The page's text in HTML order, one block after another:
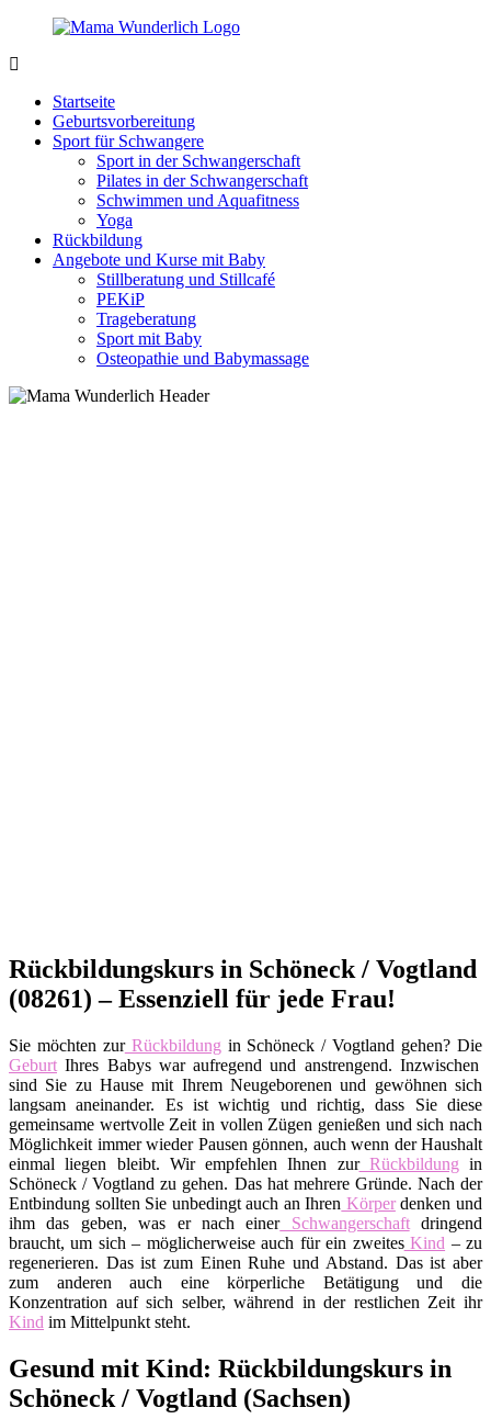
Zurück
Inhalt
sein
wunderbar!
Startseite
Geburtsvorbereitung
Sport für Schwangere
Sport in der Schwangerschaft
Pilates in der Schwangerschaft
Schwimmen und Aquafitness
Yoga
Rückbildung
Angebote und Kurse mit Baby
Stillberatung und Stillcafé
PEKiP
Trageberatung
Sport mit Baby
Osteopathie und Babymassage
Rückbildungskurs in Schöneck / Vogtland
(08261) – Essenziell für jede Frau!
Sie möchten zurRückbildung in Schöneck / Vogtland gehen? Die
Geburt Ihres Babys war aufregend und anstrengend. Inzwischen
sind Sie zu Hause mit Ihrem Neugeborenen und gewöhnen sich
langsam aneinander. Es ist wichtig und richtig, dass Sie diese
gemeinsame wertvolle Zeit in vollen Zügen genießen und sich nach
Möglichkeit immer wieder Pausen gönnen, auch wenn der Haushalt
einmal liegen bleibt. Wir empfehlen Ihnen zurRückbildung in
Schöneck / Vogtland zu gehen. Das hat mehrere Gründe. Nach der
Entbindung sollten Sie unbedingt auch an Ihren Körperdenken und
ihm das geben, was er nach einerSchwangerschaftdringend
braucht, um sich – möglicherweise auch für ein zweitesKind – zu
regenerieren. Das ist zum Einen Ruhe und Abstand. Das ist aber
zum anderen auch eine körperliche Betätigung und die
Konzentration auf sich selber, während in der restlichen Zeit ihr
Kind im Mittelpunkt steht.
Gesund mit Kind: Rückbildungskurs in
Schöneck / Vogtland (Sachsen)